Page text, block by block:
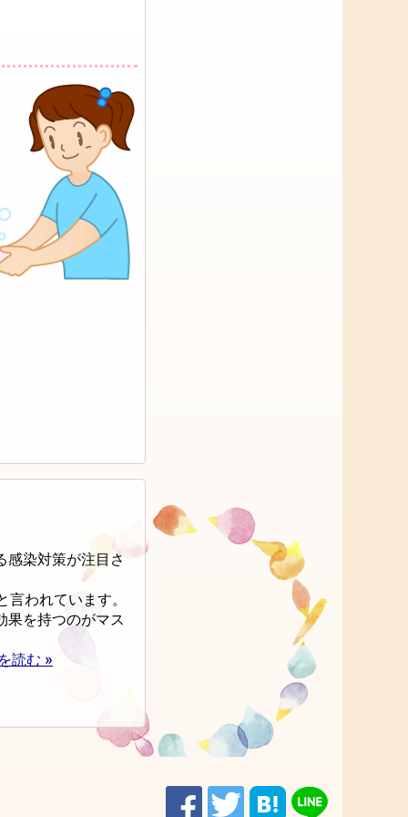
感染対策が注目さ
われています。
果を持つのがマス
読む »